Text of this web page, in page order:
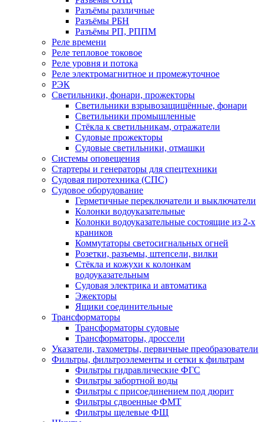
Разъёмы различные
Разъёмы РБН
Разъёмы РП, РППМ
Реле времени
Реле тепловое токовое
Реле уровня и потока
Реле электромагнитное и промежуточное
РЭК
Светильники, фонари, прожекторы
Светильники взрывозащищённые, фонари
Светильники промышленные
Стёкла к светильникам, отражатели
Судовые прожекторы
Судовые светильники, отмашки
Системы оповещения
Стартеры и генераторы для спецтехники
Судовая пиротехника (СПС)
Судовое оборудование
Герметичные переключатели и выключатели
Колонки водоуказательные
Колонки водоуказательные состоящие из 2-х
краников
Коммутаторы светосигнальных огней
Розетки, разъемы, штепсели, вилки
Стёкла и кожухи к колонкам
водоуказательным
Судовая электрика и автоматика
Эжекторы
Ящики соединительные
Трансформаторы
Трансформаторы судовые
Трансформаторы, дроссели
Указатели, тахометры, первичные преобразователи
Фильтры, фильтроэлементы и сетки к фильтрам
Фильтры гидравлические ФГС
Фильтры забортной воды
Фильтры с присоединением под дюрит
Фильтры сдвоенные ФМТ
Фильтры щелевые ФЩ